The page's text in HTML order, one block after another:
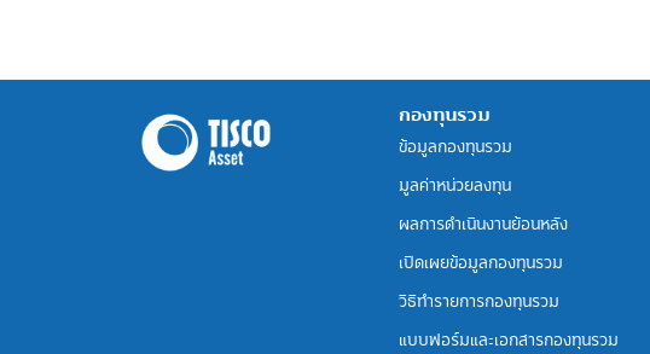
กองทุนรวม
ข้อมูลกองทุนรวม
มูลค่าหน่วยลงทุน
ผลการดำเนินงานย้อนหลัง
เปิดเผยข้อมูลกองทุนรวม
วิธีทำรายการกองทุนรวม
แบบฟอร์มและเอกสารกองทุนรวม